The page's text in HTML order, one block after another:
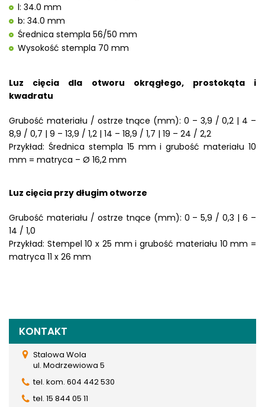
l: 34.0 mm
b: 34.0 mm
Średnica stempla 56/50 mm
Wysokość stempla 70 mm
Luz cięcia dla otworu okrągłego, prostokąta i
kwadratu
Grubość materiału / ostrze tnące (mm): 0 – 3,9 / 0,2 | 4 –
8,9 / 0,7 | 9 – 13,9 / 1,2 | 14 – 18,9 / 1,7 | 19 – 24 / 2,2
Przykład: Średnica stempla 15 mm i grubość materiału 10
mm = matryca – Ø 16,2 mm
Luz cięcia przy długim otworze
Grubość materiału / ostrze tnące (mm): 0 – 5,9 / 0,3 | 6 –
14 / 1,0
Przykład: Stempel 10 x 25 mm i grubość materiału 10 mm =
matryca 11 x 26 mm
KONTAKT
Stalowa Wola
ul. Modrzewiowa 5
tel. kom. 604 442 530
tel. 15 844 05 11